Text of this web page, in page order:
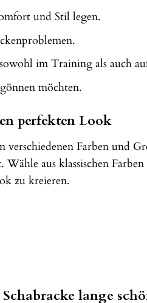
und Stil legen.
im Training als auch
möchten.
perfekten Look
Farben und
aus klassischen
zu kreieren.
lange